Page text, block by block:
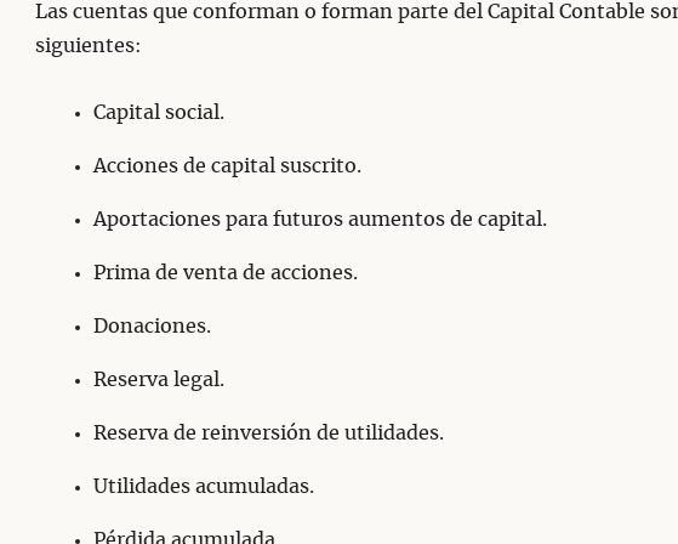
Las cuentas que conforman o forman parte del Capital Contable
siguientes:
Capital social.
Acciones de capital suscrito.
Aportaciones para futuros aumentos de capital.
Prima de venta de acciones.
Donaciones.
Reserva legal.
Reserva de reinversión de utilidades.
Utilidades acumuladas.
Pérdida acumulada.